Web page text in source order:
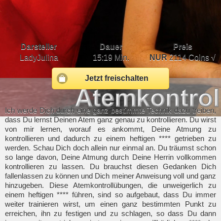
Darsteller Dauer
Preis
LadyJulina
15:19 Min. NUR2114 Coins √
Jetzt freischalten
Ich werde Dich durch eine ganz bestimmte Technik dazu treiben,
dass Du lernst Deinen Atem ganz genau zu kontrollieren. Du wirst
von mir lernen, worauf es ankommt, Deine Atmung zu
kontrollieren und dadurch zu einem heftigen **** getrieben zu
werden. Schau Dich doch allein nur einmal an. Du träumst schon
so lange davon, Deine Atmung durch Deine Herrin vollkommen
kontrollieren zu lassen. Du brauchst diesen Gedanken Dich
fallenlassen zu können und Dich meiner Anweisung voll und ganz
hinzugeben. Diese Atemkontrollübungen, die unweigerlich zu
einem heftigen **** führen, sind so aufgebaut, dass Du immer
weiter trainieren wirst, um einen ganz bestimmten Punkt zu
erreichen, ihn zu festigen und zu schlagen, so dass Du dann